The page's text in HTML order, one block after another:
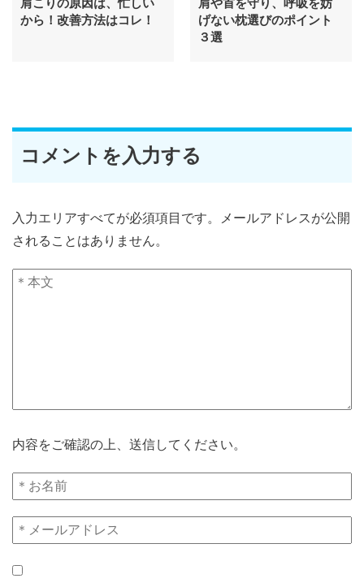
肩こりの原因は、忙しい
から！改善方法はコレ！
肩や首を守り、呼吸を妨
げない枕選びのポイント
３選
コメントを入力する
入力エリアすべてが必須項目です。メールアドレスが公開
されることはありません。
内容をご確認の上、送信してください。